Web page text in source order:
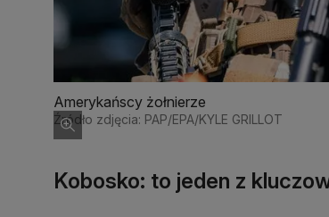
Amerykańscy żołnierze
Źródło zdjęcia: PAP/EPA/KYLE GRILLOT
Kobosko: to jeden z